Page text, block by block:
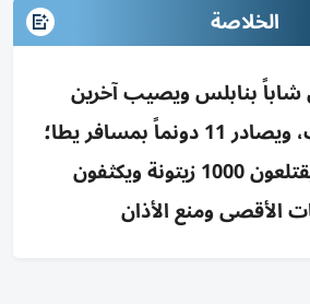
الخلاصة
شاباً بنابلس ويصيب آخرين
ويعتقل العشرات، ويصادر 11 دونماً بمسافر يطا؛
مستوطنون يقتلعون 1000 زيتونة ويكثفون
الأقصى ومنع الأذان